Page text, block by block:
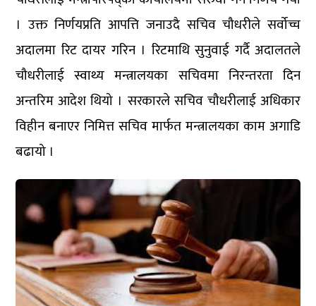
। उक्त निर्णयप्रति आपत्ति जनाउदै सचिव चौधरीले सर्वोच्च
अदालमा रिट दायर गरिन । रिटमाथि सुनुवाई गर्दै अदालतले
चौधरीलाई स्वाथ्य मन्त्रालयका सचिवमा निरन्तरता दिन
अन्तरिम आदेश थियो । सरकारले सचिव चौधरीलाई अधिकार
विहीन बनाएर निमित्त सचिव मार्फत मन्त्रालयका काम अगाडि
बढायो ।